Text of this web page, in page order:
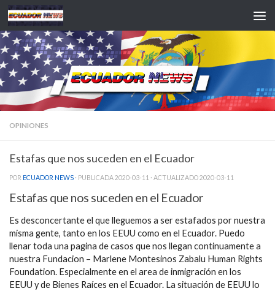
Saltar al contenido
OPINIONES
Estafas que nos suceden en el Ecuador
POR ECUADOR NEWS · PUBLICADA2020-03-11 · ACTUALIZADO2020-03-11
Estafas que nos suceden en el Ecuador
Es desconcertante el que lleguemos a ser estafados por nuestra
misma gente, tanto en los EEUU como en el Ecuador. Puedo
llenar toda una pagina de casos que nos llegan continuamente a
nuestra Fundacion – Marlene Montesinos Zabalu Human Rights
Foundation. Especialmente en el area de inmigración en los
EEUU y de Bienes Raíces en el Ecuador. La situación de EEUU lo